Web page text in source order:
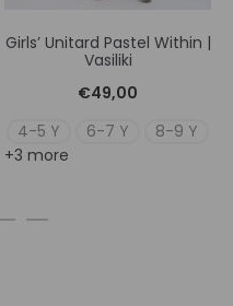
Girls’ Unitard Pastel Within |
Vasiliki
€49,00
4-5 Y
6-7 Y
8-9 Y
+3 more